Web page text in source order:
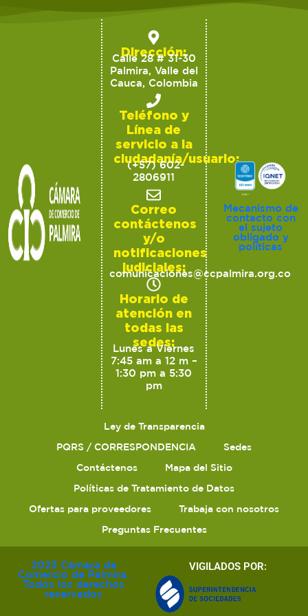
Dirección:
Calle 28 # 31-30
Palmira, Valle del
Cauca, Colombia
Teléfono y
Línea de
servicio a la
ciudadanía/usuario:
(+57) 602-
2806911
Correo
contáctenos
y/o
notificaciones
judiciales:
comunicaciones@ccpalmira.org.co
Horario de
atención en
todas las
sedes:
Lunes a Viernes
7:45 am a 12 m –
1:30 pm a 5:30
pm
Mecanismo de
contacto con
el sujeto
obligado y
políticas
Ley de Transparencia
PQRS / CORRESPONDENCIA
Sedes
Contáctenos
Mapa del Sitio
Políticas de Tratamiento de Datos
Ofertas para proveedores
Trabaja con nosotros
Preguntas Frecuentes
2023 Cámara de
Comercio de Palmira.
Todos los derechos
reservados
VIGILADOS POR: